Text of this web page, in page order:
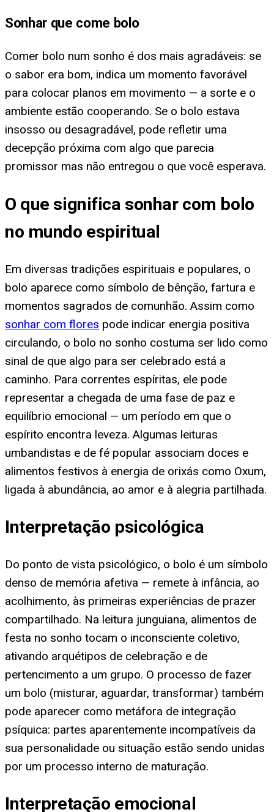
Sonhar que come bolo
Comer bolo num sonho é dos mais agradáveis: se
o sabor era bom, indica um momento favorável
para colocar planos em movimento — a sorte e o
ambiente estão cooperando. Se o bolo estava
insosso ou desagradável, pode refletir uma
decepção próxima com algo que parecia
promissor mas não entregou o que você esperava.
O que significa sonhar com bolo
no mundo espiritual
Em diversas tradições espirituais e populares, o
bolo aparece como símbolo de bênção, fartura e
momentos sagrados de comunhão. Assim como
sonhar com flores pode indicar energia positiva
circulando, o bolo no sonho costuma ser lido como
sinal de que algo para ser celebrado está a
caminho. Para correntes espíritas, ele pode
representar a chegada de uma fase de paz e
equilíbrio emocional — um período em que o
espírito encontra leveza. Algumas leituras
umbandistas e de fé popular associam doces e
alimentos festivos à energia de orixás como Oxum,
ligada à abundância, ao amor e à alegria partilhada.
Interpretação psicológica
Do ponto de vista psicológico, o bolo é um símbolo
denso de memória afetiva — remete à infância, ao
acolhimento, às primeiras experiências de prazer
compartilhado. Na leitura junguiana, alimentos de
festa no sonho tocam o inconsciente coletivo,
ativando arquétipos de celebração e de
pertencimento a um grupo. O processo de fazer
um bolo (misturar, aguardar, transformar) também
pode aparecer como metáfora de integração
psíquica: partes aparentemente incompatíveis da
sua personalidade ou situação estão sendo unidas
por um processo interno de maturação.
Interpretação emocional